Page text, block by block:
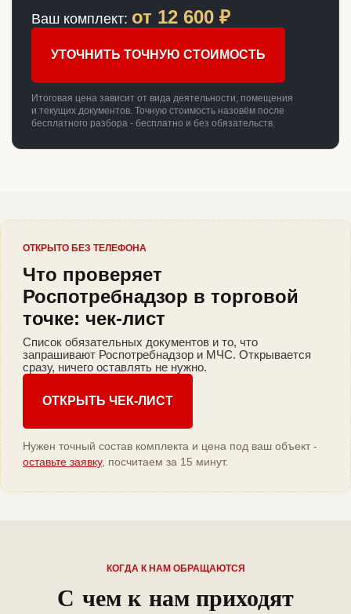
Ваш комплект: от 12 600 ₽
УТОЧНИТЬ ТОЧНУЮ СТОИМОСТЬ
Итоговая цена зависит от вида деятельности, помещения
и текущих документов. Точную стоимость назовём после
бесплатного разбора - бесплатно и без обязательств.
ОТКРЫТО БЕЗ ТЕЛЕФОНА
Что проверяет
Роспотребнадзор в торговой
точке: чек-лист
Список обязательных документов и то, что
запрашивают Роспотребнадзор и МЧС. Открывается
сразу, ничего оставлять не нужно.
ОТКРЫТЬ ЧЕК-ЛИСТ
Нужен точный состав комплекта и цена под ваш объект -
оставьте заявку, посчитаем за 15 минут.
КОГДА К НАМ ОБРАЩАЮТСЯ
С чем к нам приходят